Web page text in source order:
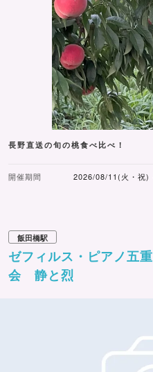
長野直送の旬の桃食べ比べ！
開催期間 2026/08/11(火・祝)
飯田橋駅
ゼフィルス・ピアノ五
会 静と烈